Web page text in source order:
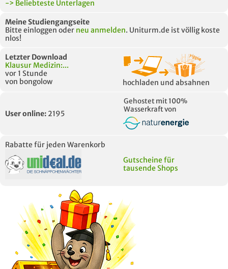
-> Beliebteste Unterlagen
Meine Studiengangseite
Bitte einloggen oder neu anmelden. Uniturm.de ist völlig koste
nlos!
Letzter Download
Klausur Medizin:...
vor 1 Stunde
von bongolow
hochladen und absahnen
User online: 2195
Gehostet mit 100%
Wasserkraft von
Rabatte für jeden Warenkorb
Gutscheine für
tausende Shops